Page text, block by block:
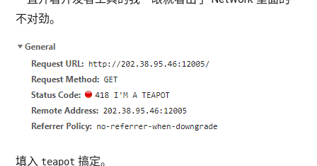
不对劲。
填入teapot 搞定。